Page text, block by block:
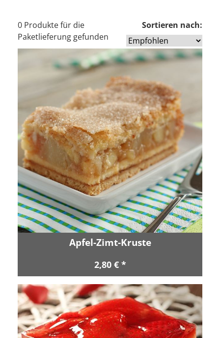
0 Produkte für die
Paketlieferung gefunden
Sortieren nach:
Apfel-Zimt-Kruste
2,80 € *